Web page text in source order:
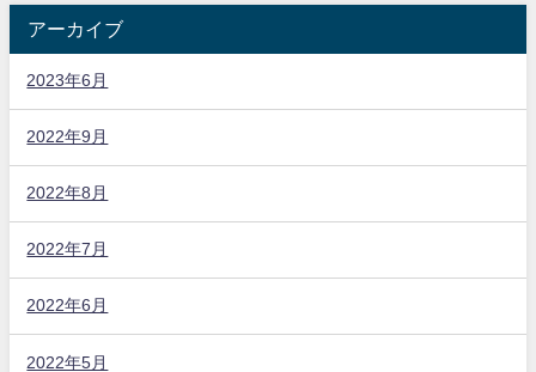
アーカイブ
2023年6月
2022年9月
2022年8月
2022年7月
2022年6月
2022年5月